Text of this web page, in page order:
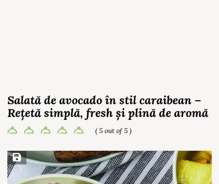
Salată de avocado în stil caraibean –
Rețetă simplă, fresh și plină de aromă
( 5 out of 5 )
Save Recipe